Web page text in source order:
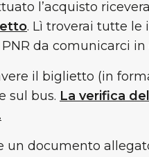
l’acquisto
. Lì troverai tutte le
da comunicarci
il biglietto (in
sul bus. La verifica
un documento